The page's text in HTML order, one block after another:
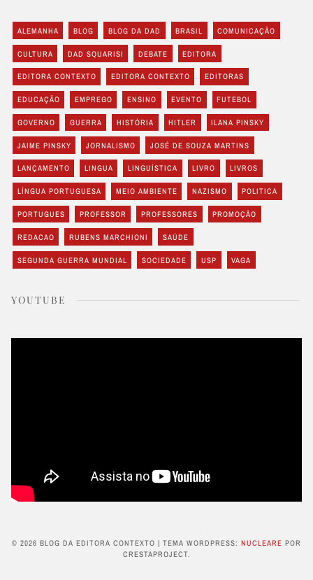
ALEMANHA BLOG BLOG DA DAD BRASIL COMUNICAÇÃO
CULTURA DAD SQUARISI DEBATE EDITORA
EDITORA CONTEXTO EDITORA CONTEXTO EDITORAS
EDUCAÇÃO EMPREGO ENSINO EVENTO FUTEBOL
GOVERNO GUERRA HISTÓRIA HITLER ILANA PINSKY
JAIME PINSKY JORNALISMO JOSÉ DE SOUZA MARTINS
LANÇAMENTO LINGUA LINGUÍSTICA LIVRO LIVROS
LÍNGUA PORTUGUESA MEIO AMBIENTE NAZISMO POLITICA
PORTUGUES PROFESSOR PROFESSORES PROMOÇÃO
REDACAO RUBENS MARCHIONI SAÚDE
SEGUNDA GUERRA MUNDIAL SOCIEDADE USP VAGA
YOUTUBE
© 2026 BLOG DA EDITORA CONTEXTO | TEMA WORDPRESS: NUCLEARE POR
CRESTAPROJECT.